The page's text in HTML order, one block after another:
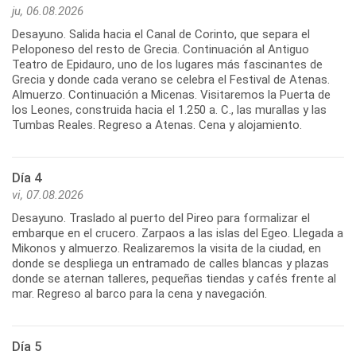
ju, 06.08.2026
Desayuno. Salida hacia el Canal de Corinto, que separa el
Peloponeso del resto de Grecia. Continuación al Antiguo
Teatro de Epidauro, uno de los lugares más fascinantes de
Grecia y donde cada verano se celebra el Festival de Atenas.
Almuerzo. Continuación a Micenas. Visitaremos la Puerta de
los Leones, construida hacia el 1.250 a. C., las murallas y las
Tumbas Reales. Regreso a Atenas. Cena y alojamiento.
Día 4
vi, 07.08.2026
Desayuno. Traslado al puerto del Pireo para formalizar el
embarque en el crucero. Zarpaos a las islas del Egeo. Llegada a
Mikonos y almuerzo. Realizaremos la visita de la ciudad, en
donde se despliega un entramado de calles blancas y plazas
donde se aternan talleres, pequeñas tiendas y cafés frente al
mar. Regreso al barco para la cena y navegación.
Día 5